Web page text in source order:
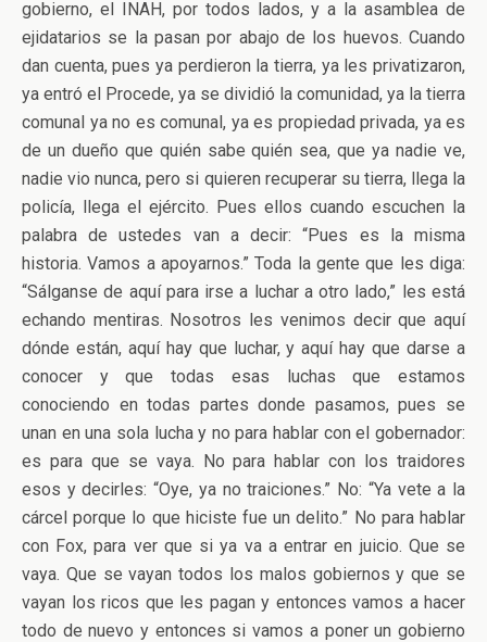
gobierno, el INAH, por todos lados, y a la asamblea de
ejidatarios se la pasan por abajo de los huevos. Cuando
dan cuenta, pues ya perdieron la tierra, ya les privatizaron,
ya entró el Procede, ya se dividió la comunidad, ya la tierra
comunal ya no es comunal, ya es propiedad privada, ya es
de un dueño que quién sabe quién sea, que ya nadie ve,
nadie vio nunca, pero si quieren recuperar su tierra, llega la
policía, llega el ejército. Pues ellos cuando escuchen la
palabra de ustedes van a decir: “Pues es la misma
historia. Vamos a apoyarnos.” Toda la gente que les diga:
“Sálganse de aquí para irse a luchar a otro lado,” les está
echando mentiras. Nosotros les venimos decir que aquí
dónde están, aquí hay que luchar, y aquí hay que darse a
conocer y que todas esas luchas que estamos
conociendo en todas partes donde pasamos, pues se
unan en una sola lucha y no para hablar con el gobernador:
es para que se vaya. No para hablar con los traidores
esos y decirles: “Oye, ya no traiciones.” No: “Ya vete a la
cárcel porque lo que hiciste fue un delito.” No para hablar
con Fox, para ver que si ya va a entrar en juicio. Que se
vaya. Que se vayan todos los malos gobiernos y que se
vayan los ricos que les pagan y entonces vamos a hacer
todo de nuevo y entonces si vamos a poner un gobierno